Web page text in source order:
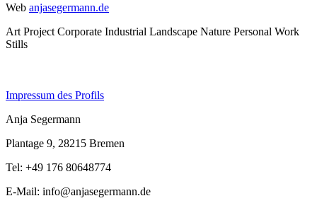
Web anjasegermann.de
Art Project Corporate Industrial Landscape Nature Personal Work
Stills
Impressum des Profils
Anja Segermann
Plantage 9, 28215 Bremen
Tel: +49 176 80648774
E-Mail: info@anjasegermann.de